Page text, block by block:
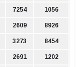
7254 1056
2609 8926
3273 8454
2691 1202